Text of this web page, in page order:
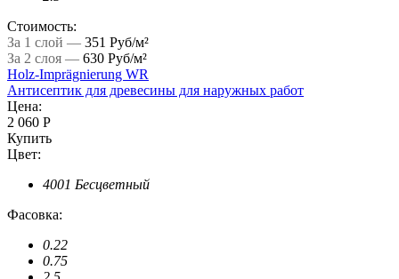
Стоимость:
За 1 слой — 351 Руб/м²
За 2 слоя — 630 Руб/м²
Holz-Imprägnierung WR
Антисептик для древесины для наружных работ
Цена:
2 060 Р
Купить
Цвет:
4001 Бесцветный
Фасовка:
0.22
0.75